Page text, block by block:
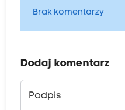
Brak komentarzy
Dodaj komentarz
Podpis